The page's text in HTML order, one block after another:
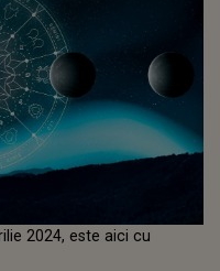
2024, este aici cu